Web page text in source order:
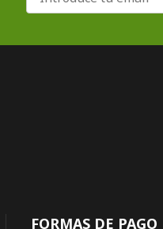
FORMAS DE PAGO